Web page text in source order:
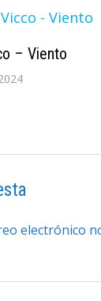
– Viento
electrónico